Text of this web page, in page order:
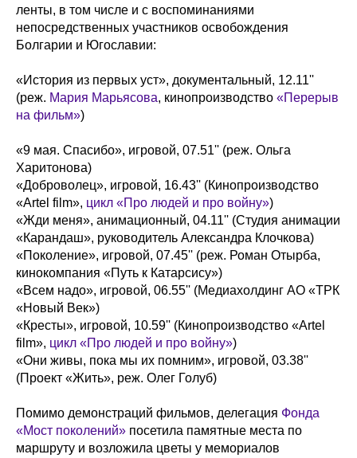
ленты, в том числе и с воспоминаниями
непосредственных участников освобождения
Болгарии и Югославии:
«История из первых уст», документальный, 12.11''
(реж. Мария Марьясова, кинопроизводство «Перерыв
на фильм»)
«9 мая. Спасибо», игровой, 07.51'' (реж. Ольга
Харитонова)
«Доброволец», игровой, 16.43'' (Кинопроизводство
«Artel film», цикл «Про людей и про войну»)
«Жди меня», анимационный, 04.11'' (Студия анимации
«Карандаш», руководитель Александра Клочкова)
«Поколение», игровой, 07.45'' (реж. Роман Отырба,
кинокомпания «Путь к Катарсису»)
«Всем надо», игровой, 06.55'' (Медиахолдинг АО «ТРК
«Новый Век»)
«Кресты», игровой, 10.59'' (Кинопроизводство «Artel
film», цикл «Про людей и про войну»)
«Они живы, пока мы их помним», игровой, 03.38''
(Проект «Жить», реж. Олег Голуб)
Помимо демонстраций фильмов, делегация Фонда
«Мост поколений» посетила памятные места по
маршруту и возложила цветы у мемориалов